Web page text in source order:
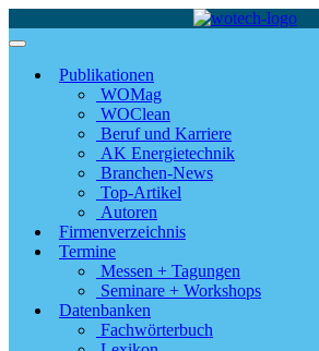
Publikationen
WOMag
WOClean
Beruf und Karriere
AK Energietechnik
Branchen-News
Top-Artikel
Autoren
Firmenverzeichnis
Termine
Messen + Tagungen
Seminare + Workshops
Datenbanken
Fachwörterbuch